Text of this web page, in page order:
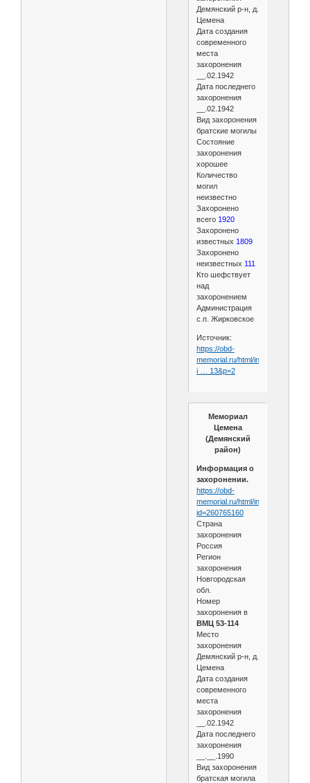
Демянский р-н, д.
Цемена
Дата создания
современного
места
захоронения
__.02.1942
Дата последнего
захоронения
__.02.1942
Вид захоронения
братские могилы
Состояние
захоронения
хорошее
Количество
могил
неизвестно
Захоронено
всего 1920
Захоронено
известных 1809
Захоронено
неизвестных 111
Кто шефствует
над
захоронением
Администрация
с.п. Жирковское
Источник:
https://obd-
memorial.ru/html/info.htm?
i … 13&p=2
Мемориал
Цемена
(Демянский
район)
Информация о
захоронении.
https://obd-
memorial.ru/html/info.htm?
id=260765160
Страна
захоронения
Россия
Регион
захоронения
Новгородская
обл.
Номер
захоронения в
ВМЦ 53-114
Место
захоронения
Демянский р-н, д.
Цемена
Дата создания
современного
места
захоронения
__.02.1942
Дата последнего
захоронения
__.__.1990
Вид захоронения
братская могила